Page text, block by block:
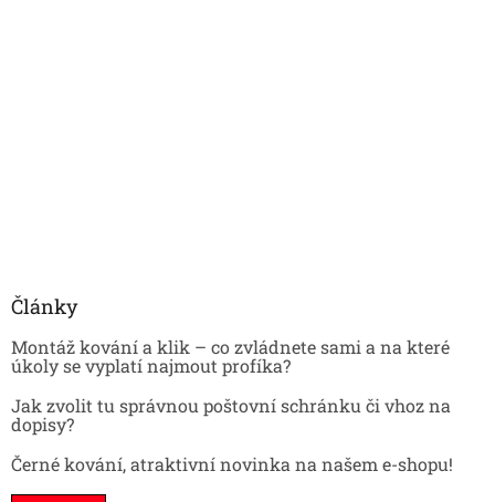
Články
Montáž kování a klik – co zvládnete sami a na které
úkoly se vyplatí najmout profíka?
Jak zvolit tu správnou poštovní schránku či vhoz na
dopisy?
Černé kování, atraktivní novinka na našem e-shopu!